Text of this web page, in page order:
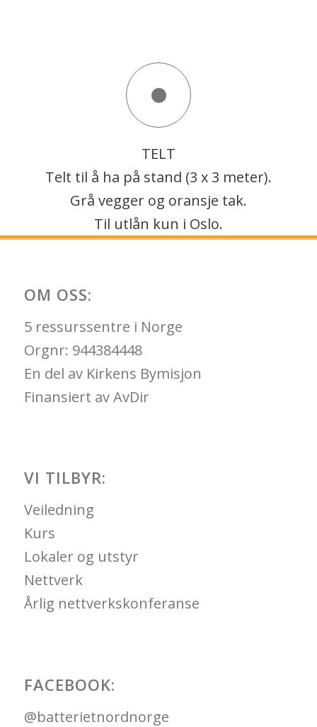
TELT
Telt til å ha på stand (3 x 3 meter).
Grå vegger og oransje tak.
Til utlån kun i Oslo.
OM OSS:
5 ressurssentre i Norge
Orgnr: 944384448
En del av Kirkens Bymisjon
Finansiert av AvDir
VI TILBYR:
Veiledning
Kurs
Lokaler og utstyr
Nettverk
Årlig nettverkskonferanse
FACEBOOK:
@batterietnordnorge